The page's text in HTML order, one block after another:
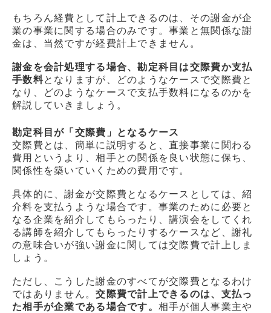
もちろん経費として計上できるのは、その謝金が企
業の事業に関する場合のみです。事業と無関係な謝
金は、当然ですが経費計上できません。
謝金を会計処理する場合、勘定科目は交際費か支払
手数料となりますが、どのようなケースで交際費と
なり、どのようなケースで支払手数料になるのかを
解説していきましょう。
勘定科目が「交際費」となるケース
交際費とは、簡単に説明すると、直接事業に関わる
費用というより、相手との関係を良い状態に保ち、
関係性を築いていくための費用です。
具体的に、謝金が交際費となるケースとしては、紹
介料を支払うような場合です。事業のために必要と
なる企業を紹介してもらったり、講演会をしてくれ
る講師を紹介してもらったりするケースなど、謝礼
の意味合いが強い謝金に関しては交際費で計上しま
しょう。
ただし、こうした謝金のすべてが交際費となるわけ
ではありません。交際費で計上できるのは、支払っ
た相手が企業である場合です。 相手が個人事業主や